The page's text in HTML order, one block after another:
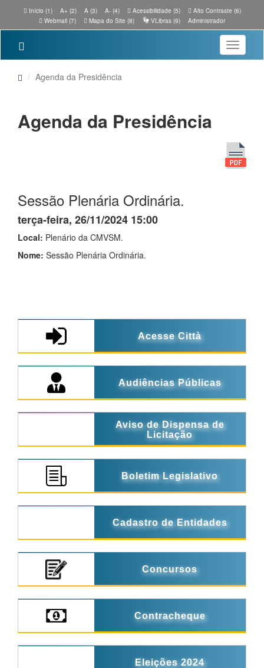
Início (1) A+ (2) A (3) A- (4) Acessibilidade (5)
Alto Contraste (6)
Webmail (7)
Mapa do Site (8) VLibras (9) Administrador
Toggle
Agenda da Presidência
Agenda da Presidência
Sessão Plenária Ordinária.
terça-feira, 26/11/2024 15:00
Local: Plenário da CMVSM.
Nome: Sessão Plenária Ordinária.
Acesse Città
Audiências Públicas
Aviso de Dispensa de
Licitação
Boletim Legislativo
Cadastro de Entidades
Concursos
Contracheque
Eleições 2024